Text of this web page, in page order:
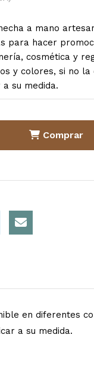
a mano
para hacer
cosmética y
y colores, si no la
su medida.
Comprar
en diferentes
a su medida.